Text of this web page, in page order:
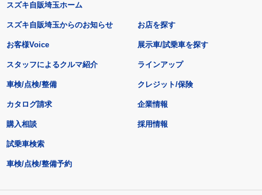
スズキ自販埼玉ホーム
スズキ自販埼玉からのお知らせ
お客様Voice
スタッフによるクルマ紹介
お店を探す
展示車/試乗車を探す
ラインアップ
車検/点検/整備 クレジット/保険
カタログ請求
購入相談
試乗車検索
車検/点検/整備予約
企業情報
採用情報